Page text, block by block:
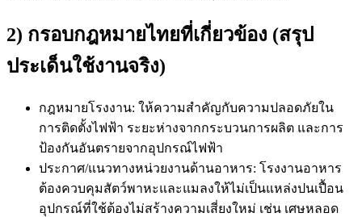
2) กรอบกฎหมายไทยที่เกี่ยวข้อง (สรุป
ประเด็นใช้งานจริง)
กฎหมายโรงงาน: ให้ความสำคัญกับความปลอดภัยใน
การติดตั้งไฟฟ้า ระยะห่างจากกระบวนการผลิต และการ
ป้องกันอันตรายจากอุปกรณ์ไฟฟ้า
ประกาศ/แนวทางหน่วยงานด้านอาหาร: โรงงานอาหาร
ต้องควบคุมสัตว์พาหะและแมลงให้ไม่เป็นแหล่งปนเปื้อน
อุปกรณ์ที่ใช้ต้องไม่สร้างความเสี่ยงใหม่ เช่น เศษหลอด